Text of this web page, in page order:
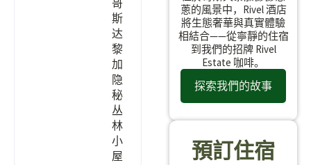
哥
斯
达
黎
加
隐
秘
丛
林
小
屋
蔥的風景中，Rivel 酒店
將生態奢華與真實體驗
相結合——從寧靜的住宿
到我們的招牌 Rivel
Estate 咖啡。
探索我們的故事
預訂住宿